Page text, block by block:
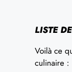
LISTE
Voilà ce
culinaire :